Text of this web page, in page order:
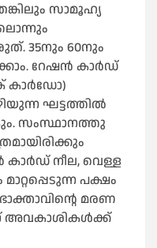
സാമൂഹ്യ
35നും 60നും
റേഷൻ കാർഡ്
കാര്‍ഡോ)
ഘട്ടത്തില്‍
സംസ്ഥാനത്തു
നീല, വെള്ള
പക്ഷം
മരണ